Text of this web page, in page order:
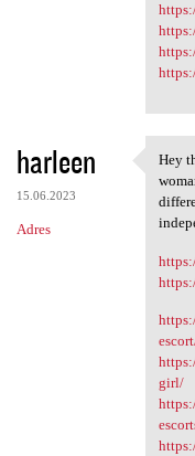
harleen
15.06.2023
Adres
Hey
Hey
girl/